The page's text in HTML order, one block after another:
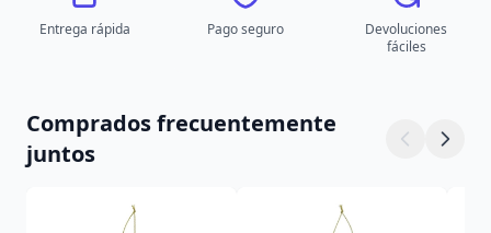
Entrega rápida Pago seguro
Devoluciones
fáciles
Comprados frecuentemente
juntos